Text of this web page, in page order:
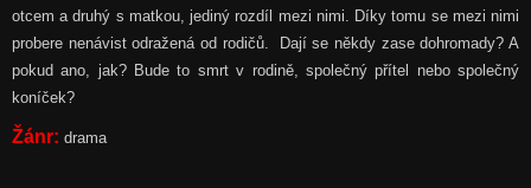
otcem a druhý s matkou, jediný rozdíl mezi nimi. Díky tomu se mezi nimi
probere nenávist odražená od rodičů. Dají se někdy zase dohromady? A
pokud ano, jak? Bude to smrt v rodině, společný přítel nebo společný
koníček?
Žánr: drama